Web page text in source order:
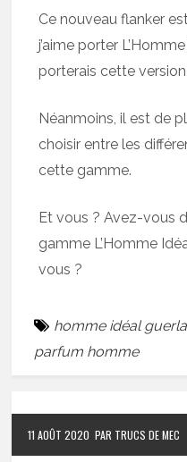
Ce nouveau flanker
j’aime porter
porterais cette version
Néanmoins, il est de
choisir entre les
cette gamme.
Et vous ? Avez-vous
gamme L’Homme
vous ?
homme idéal
parfum homme
11 AOÛT 2020 PAR TRUCS DE MEC